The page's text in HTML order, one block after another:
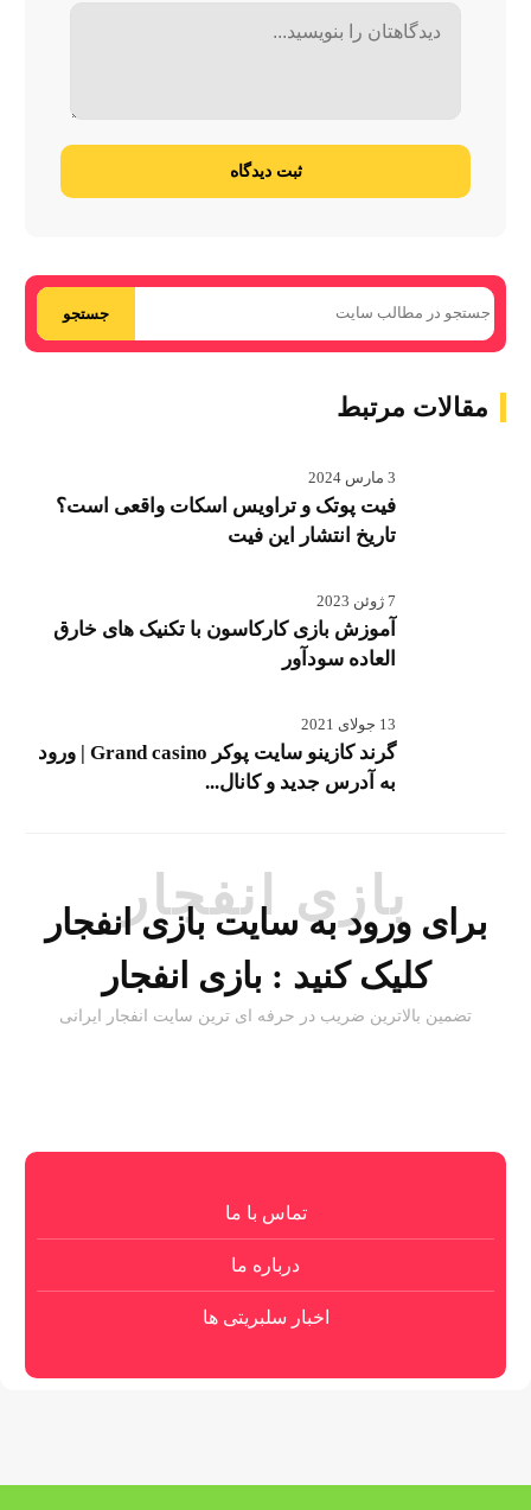
ثبت دیدگاه
جستجو
مقالات مرتبط
3 مارس 2024
فیت پوتک و تراویس اسکات واقعی است؟
تاریخ انتشار این فیت
7 ژوئن 2023
آموزش بازی کارکاسون با تکنیک های خارق
العاده سودآور
13 جولای 2021
گرند کازینو سایت پوکر Grand casino | ورود
به آدرس جدید و کانال...
بازی انفجار
برای ورود به سایت بازی انفجار
کلیک کنید : بازی انفجار
تضمین بالاترین ضریب در حرفه ای ترین سایت انفجار ایرانی
تماس با ما
درباره ما
اخبار سلبریتی ها